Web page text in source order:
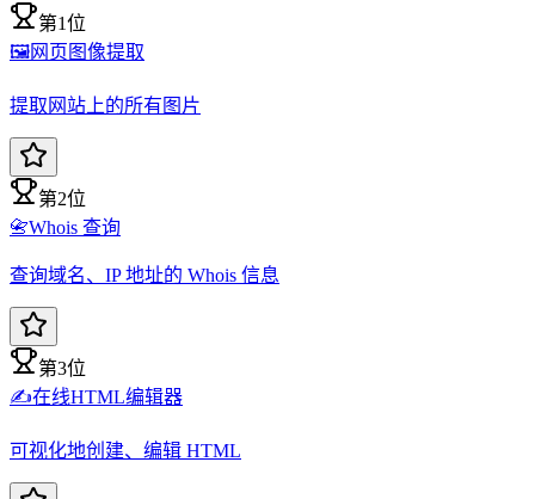
第1位
🖼️网页图像提取
提取网站上的所有图片
第2位
📇Whois 查询
查询域名、IP 地址的 Whois 信息
第3位
✍️在线HTML编辑器
可视化地创建、编辑 HTML